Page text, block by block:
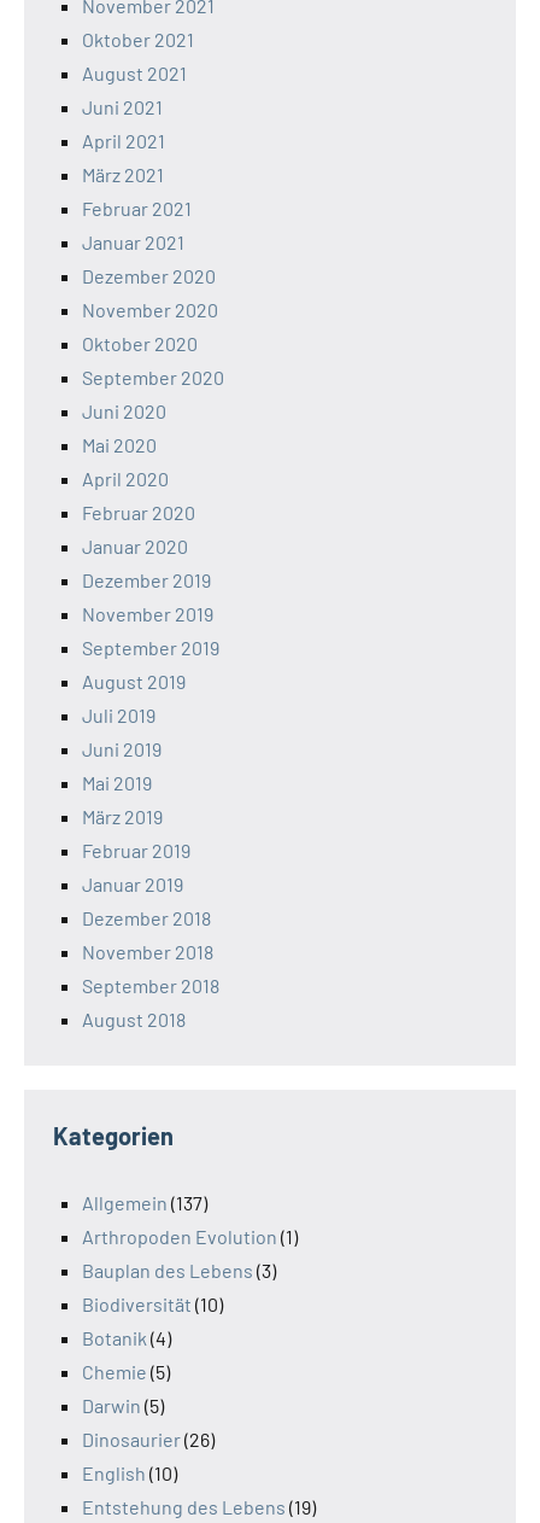
November 2021
Oktober 2021
August 2021
Juni 2021
April 2021
März 2021
Februar 2021
Januar 2021
Dezember 2020
November 2020
Oktober 2020
September 2020
Juni 2020
Mai 2020
April 2020
Februar 2020
Januar 2020
Dezember 2019
November 2019
September 2019
August 2019
Juli 2019
Juni 2019
Mai 2019
März 2019
Februar 2019
Januar 2019
Dezember 2018
November 2018
September 2018
August 2018
Kategorien
Allgemein (137)
Arthropoden Evolution (1)
Bauplan des Lebens (3)
Biodiversität (10)
Botanik (4)
Chemie (5)
Darwin (5)
Dinosaurier(26)
English (10)
Entstehung des Lebens (19)